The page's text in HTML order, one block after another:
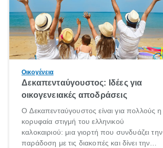
Οικογένεια
Δεκαπενταύγουστος: Ιδέες για
οικογενειακές αποδράσεις
Ο Δεκαπενταύγουστος είναι για πολλούς η
κορυφαία στιγμή του ελληνικού
καλοκαιριού: μια γιορτή που συνδυάζει την
παράδοση με τις διακοπές και δίνει την